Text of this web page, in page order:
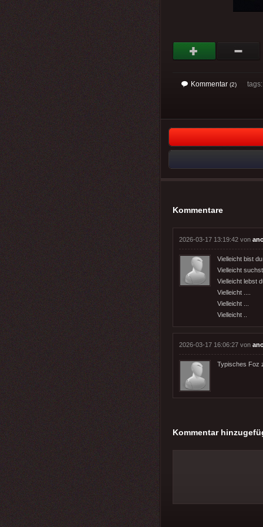
Kommentar (2)
Kommentare
2026-03-17 13:19:42 von
Vielleicht bist
Vielleicht
Vielleicht lebst
Vielleicht ....
Vielleicht ...
Vielleicht ..
2026-03-17 16:06:27 von
Typisches Foz
Kommentar